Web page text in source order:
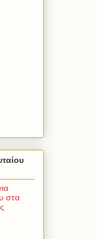
στα